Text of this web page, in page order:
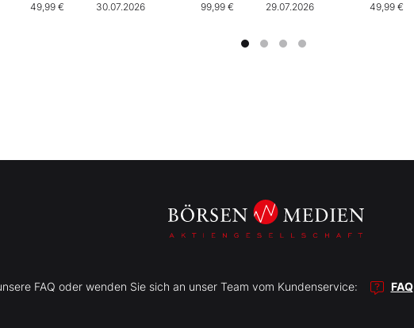
49,99 € 30.07.2026 99,99 € 29.07.2026 49,99 €
FAQ oder wenden Sie sich an unser Team vom Kundenservice: FAQ